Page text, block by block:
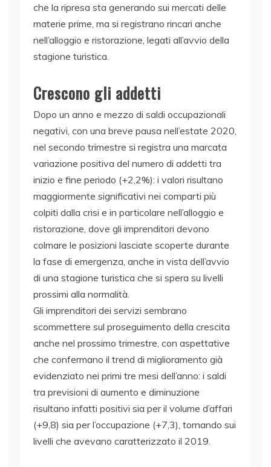
che la ripresa sta generando sui mercati delle
materie prime, ma si registrano rincari anche
nell’alloggio e ristorazione, legati all’avvio della
stagione turistica.
Crescono gli addetti
Dopo un anno e mezzo di saldi occupazionali
negativi, con una breve pausa nell’estate 2020,
nel secondo trimestre si registra una marcata
variazione positiva del numero di addetti tra
inizio e fine periodo (+2,2%): i valori risultano
maggiormente significativi nei comparti più
colpiti dalla crisi e in particolare nell’alloggio e
ristorazione, dove gli imprenditori devono
colmare le posizioni lasciate scoperte durante
la fase di emergenza, anche in vista dell’avvio
di una stagione turistica che si spera su livelli
prossimi alla normalità.
Gli imprenditori dei servizi sembrano
scommettere sul proseguimento della crescita
anche nel prossimo trimestre, con aspettative
che confermano il trend di miglioramento già
evidenziato nei primi tre mesi dell’anno: i saldi
tra previsioni di aumento e diminuzione
risultano infatti positivi sia per il volume d’affari
(+9,8) sia per l’occupazione (+7,3), tornando sui
livelli che avevano caratterizzato il 2019.